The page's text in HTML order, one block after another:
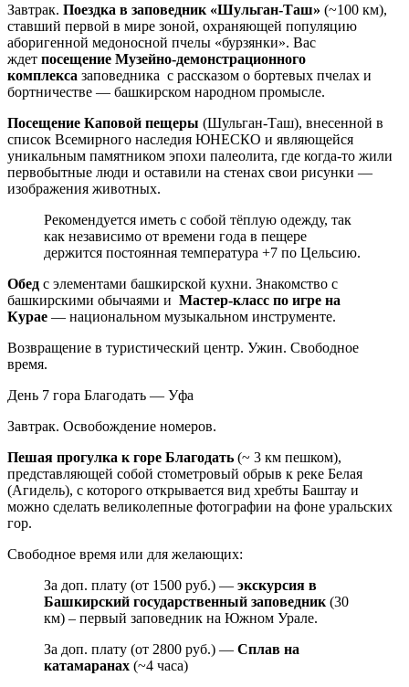
Завтрак. Поездка в заповедник «Шульган-Таш» (~100 км),
ставший первой в мире зоной, охраняющей популяцию
аборигенной медоносной пчелы «бурзянки». Вас
ждет посещение Музейно-демонстрационного
комплекса заповедника с рассказом о бортевых пчелах и
бортничестве — башкирском народном промысле.
Посещение Каповой пещеры (Шульган-Таш), внесенной в
список Всемирного наследия ЮНЕСКО и являющейся
уникальным памятником эпохи палеолита, где когда-то жили
первобытные люди и оставили на стенах свои рисунки —
изображения животных.
Рекомендуется иметь с собой тёплую одежду, так
как независимо от времени года в пещере
держится постоянная температура +7 по Цельсию.
Обед с элементами башкирской кухни. Знакомство с
башкирскими обычаями и Мастер-класс по игре на
Курае — национальном музыкальном инструменте.
Возвращение в туристический центр. Ужин. Свободное
время.
День 7 гора Благодать — Уфа
Завтрак. Освобождение номеров.
Пешая прогулка к горе Благодать (~ 3 км пешком),
представляющей собой стометровый обрыв к реке Белая
(Агидель), с которого открывается вид хребты Баштау и
можно сделать великолепные фотографии на фоне уральских
гор.
Свободное время или для желающих:
За доп. плату (от 1500 руб.) — экскурсия в
Башкирский государственный заповедник (30
км) – первый заповедник на Южном Урале.
За доп. плату (от 2800 руб.) — Сплав на
катамаранах (~4 часа)